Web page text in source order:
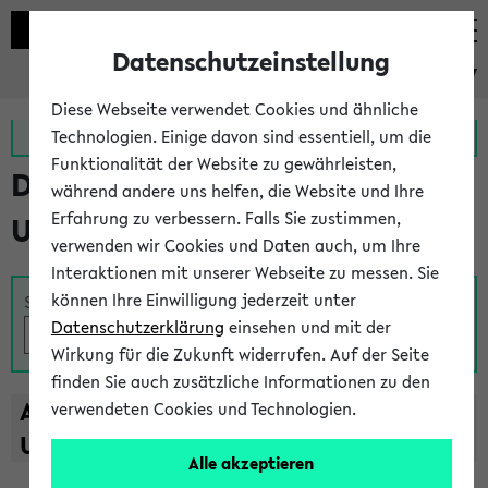
eKVV
Zur MeineUni App Zum MeineUni Portal
Das Lehrangebot der
Universität Bielefeld
Suche
A B C D E F G H I J K L M N O
U
V W X Y
Z
Datenschutzeinstellung
Diese Webseite verwendet Cookies und ähnliche
Technologien. Einige davon sind essentiell, um die
Funktionalität der Website zu gewährleisten,
während andere uns helfen, die Website und Ihre
Erfahrung zu verbessern. Falls Sie zustimmen,
verwenden wir Cookies und Daten auch, um Ihre
Interaktionen mit unserer Webseite zu messen. Sie
können Ihre Einwilligung jederzeit unter
Datenschutzerklärung einsehen und mit der
Wirkung für die Zukunft widerrufen. Auf der Seite
finden Sie auch zusätzliche Informationen zu den
verwendeten Cookies und Technologien.
Alle akzeptieren